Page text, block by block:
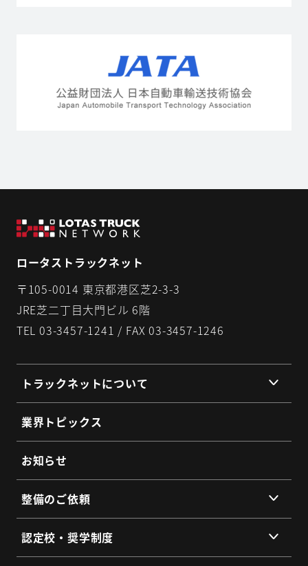
ロータストラックネット
〒105-0014 東京都港区芝2-3-3
JRE芝二丁目大門ビル 6階
TEL 03-3457-1241 / FAX 03-3457-1246
トラックネットについて
組織理念
組織概要
代表挨拶
提携企業・団体一覧
総会・地区会・研修会
会員同士のネットワークづくり
SDGs宣言
業界トピックス
お知らせ
整備のご依頼
提供サービス
サービス拠点
認定校・奨学制度